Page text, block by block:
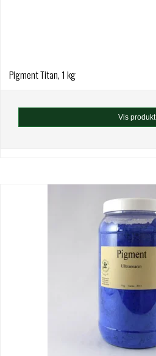
Pigment Titan, 1 kg
Vis produkt